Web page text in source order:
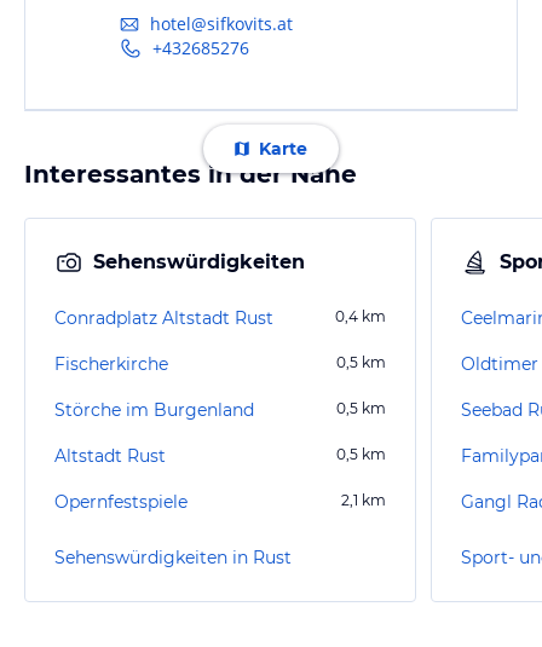
hotel@sifkovits.at
+432685276
Karte
Interessantes in der Nähe
Sehenswürdigkeiten
Conradplatz Altstadt Rust 0,4 km
Fischerkirche 0,5 km
Störche im Burgenland 0,5 km
Altstadt Rust 0,5 km
Opernfestspiele 2,1 km
Sehenswürdigkeiten in Rust
Oldtimer
Seebad
Gangl
Sport-